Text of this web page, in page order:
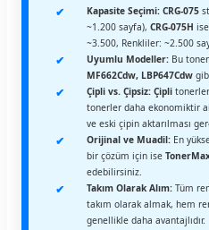
Kapasite Seçimi: CRG-075
~1.200 sayfa), CRG-075H
~3.500, Renkliler: ~2.500
Uyumlu Modeller: Bu
MF662Cdw, LBP647Cdw
Çipli vs. Çipsiz: Çipli tonerler
tonerler daha ekonomiktir
ve eski çipin aktarılması
Orijinal ve Muadil: En
bir çözüm için ise
edebilirsiniz.
Takım Olarak Alım: Tüm
takım olarak almak, hem
genellikle daha avantajlıdır.